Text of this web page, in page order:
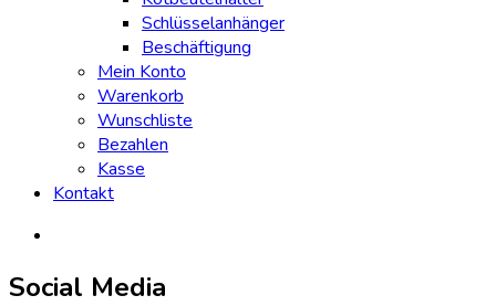
Schlüsselanhänger
Beschäftigung
Mein Konto
Warenkorb
Wunschliste
Bezahlen
Kasse
Kontakt
Social Media